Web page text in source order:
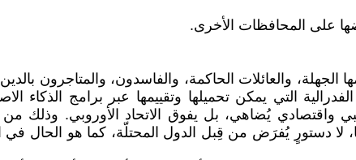
والعائلات الحاكمة، والفاسدون، والمتاجرون
التي يمكن تحميلها وتقييمها عبر برامج الذكاء
واقتصادي يُضاهي، بل يفوق الاتحاد الأوروبي. وذلك
لا دستورٍ يُفرَض من قِبل الدول المحتلّة، كما هو الحال